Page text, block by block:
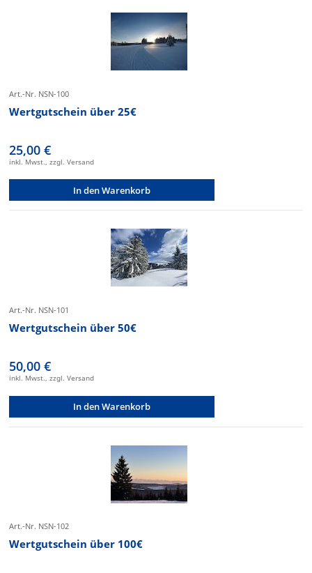
Art.-Nr. NSN-100
Wertgutschein über 25€
25,00 €
inkl. Mwst., zzgl. Versand
In den Warenkorb
Art.-Nr. NSN-101
Wertgutschein über 50€
50,00 €
inkl. Mwst., zzgl. Versand
In den Warenkorb
Art.-Nr. NSN-102
Wertgutschein über 100€